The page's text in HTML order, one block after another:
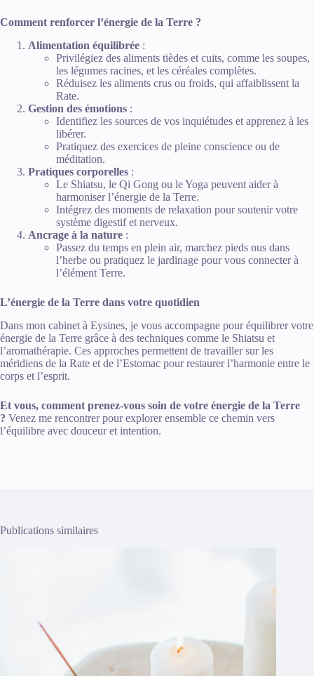
Comment renforcer l’énergie de la Terre ?
Alimentation équilibrée :
Privilégiez des aliments tièdes et cuits, comme les soupes,
les légumes racines, et les céréales complètes.
Réduisez les aliments crus ou froids, qui affaiblissent la
Rate.
Gestion des émotions :
Identifiez les sources de vos inquiétudes et apprenez à les
libérer.
Pratiquez des exercices de pleine conscience ou de
méditation.
Pratiques corporelles :
Le Shiatsu, le Qi Gong ou le Yoga peuvent aider à
harmoniser l’énergie de la Terre.
Intégrez des moments de relaxation pour soutenir votre
système digestif et nerveux.
Ancrage à la nature :
Passez du temps en plein air, marchez pieds nus dans
l’herbe ou pratiquez le jardinage pour vous connecter à
l’élément Terre.
L’énergie de la Terre dans votre quotidien
Dans mon cabinet à Eysines, je vous accompagne pour équilibrer votre
énergie de la Terre grâce à des techniques comme le Shiatsu et
l’aromathérapie. Ces approches permettent de travailler sur les
méridiens de la Rate et de l’Estomac pour restaurer l’harmonie entre le
corps et l’esprit.
Et vous, comment prenez-vous soin de votre énergie de la Terre
? Venez me rencontrer pour explorer ensemble ce chemin vers
l’équilibre avec douceur et intention.
Publications similaires